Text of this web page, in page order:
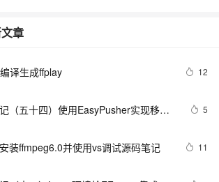
章
译生成ffplay 12
（五十四）使用EasyPusher实现移动
5
装ffmpeg6.0并使用vs调试源码笔记 11